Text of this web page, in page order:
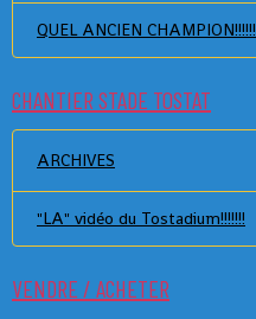
QUEL ANCIEN CHAMPION!!!!!!
CHANTIER STADE TOSTAT
ARCHIVES
"LA" vidéo du Tostadium!!!!!!!
VENDRE / ACHETER